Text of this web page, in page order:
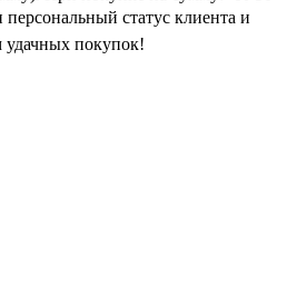
статус клиента и
удачных покупок!